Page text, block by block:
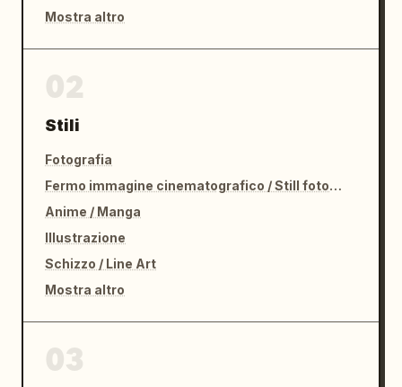
Mostra altro
Stili
Fotografia
Fermo immagine cinematografico / Still fotografico
Anime / Manga
Illustrazione
Schizzo / Line Art
Mostra altro